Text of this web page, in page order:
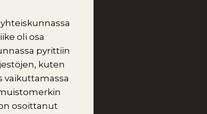
oli osa
pyrittiin
kuten
vaikuttamassa
osoittanut